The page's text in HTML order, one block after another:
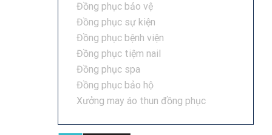
Đồng phục bảo vệ
Đồng phục sự kiện
Đồng phục bệnh viện
Đồng phục tiệm nail
Đồng phục spa
Đồng phục bảo hộ
Xưởng may áo thun đồng phục